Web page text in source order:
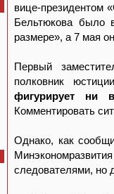
вице-президентом
Бельтюкова было
размере», а 7 мая
Первый
полковник
фигурирует ни
Комментировать
Однако, как
следователями, но